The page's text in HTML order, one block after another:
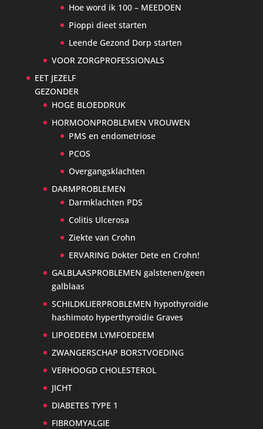
Hoe word ik 100 – MEEDOEN
Pioppi dieet starten
Leende Gezond Dorp starten
VOOR ZORGPROFESSIONALS
EET JEZELF
GEZONDER
HOGE BLOEDDRUK
HORMOONPROBLEMEN VROUWEN
PMS en endometriose
PCOS
Overgangsklachten
DARMPROBLEMEN
Darmklachten PDS
Colitis Ulcerosa
Ziekte van Crohn
ERVARING Dokter Dete en Crohn!
GALBLAASPROBLEMEN galstenen/geen
galblaas
SCHILDKLIERPROBLEMEN hypothyroïdie
hashimoto hyperthyroïdie Graves
LIPOEDEEM LYMFOEDEEM
ZWANGERSCHAP BORSTVOEDING
VERHOOGD CHOLESTEROL
JICHT
DIABETES TYPE 1
FIBROMYALGIE